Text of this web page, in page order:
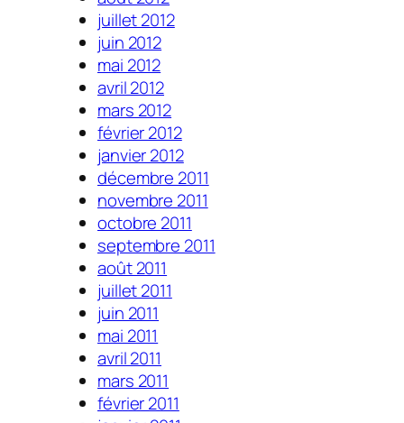
juillet 2012
juin 2012
mai 2012
avril 2012
mars 2012
février 2012
janvier 2012
décembre 2011
novembre 2011
octobre 2011
septembre 2011
août 2011
juillet 2011
juin 2011
mai 2011
avril 2011
mars 2011
février 2011